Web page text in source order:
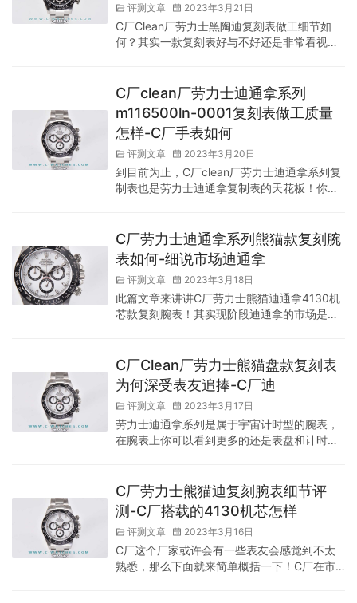
了一把！C厂Clean厂劳力士黑陶迪m1165…
评测文章 2023年3月21日
C厂Clean厂劳力士黑陶迪复刻表做工细节如
何？其实一款复刻表好与不好还是非常看视觉
通拿系列手表能够登顶市场如今顶级复刻其实
就是因为还原度更好，相比于BT厂的版本C厂
对于表圈的还原是更精细无比，这里之前C-
watches小编也有介绍过原因！ 当然了不仅仅
是于此，还有盘面细节的把控C厂也是尤为到
位的精细的！大多时候表盘指…
C厂clean厂劳力士迪通拿系列
m116500ln-0001复刻表做工质量
怎样-C厂手表如何
评测文章 2023年3月20日
到目前为止，C厂clean厂劳力士迪通拿系列复
制表也是劳力士迪通拿复制表的天花板！你为
现在C厂clean厂迪通拿的内部机芯是N工厂的
4130机芯。就其超高的稳定性而言，非常强大
也是如今深受广大表友认可的！并且正是因为
这个机芯，才能让复刻这款复刻腕表的厚度与
原装一致，其功能与原装同步，机芯外观和结
构与原装基本一致，…
C厂劳力士迪通拿系列熊猫款复刻腕
表如何-细说市场迪通拿
评测文章 2023年3月18日
此篇文章来讲讲C厂劳力士熊猫迪通拿4130机
芯款复刻腕表！其实现阶段迪通拿的市场是比
然也有很多7750机芯版本也在分一杯羹，毕竟
不是每个表友都会花大价钱去购买迪通拿的顶
级复刻版，7750机芯版虽然有些细节和功能上
做不到，但价格比4130版低很多，还是非常有
市场空间的。 这次C-watches也是对于市场上
的各个版本…
C厂Clean厂劳力士熊猫盘款复刻表
为何深受表友追捧-C厂迪
评测文章 2023年3月17日
劳力士迪通拿系列是属于宇宙计时型的腕表，
在腕表上你可以看到更多的还是表盘和计时
界中一直象征着第二种选择，第二种玩法，第
二种男士魅力，迪通拿宇宙计型也是加入了很
多赛车元素，外围的刻度圈就是一个时速表，
迪通拿系列是可以测汽车在行驶过程中的每分
钟时速的。计时型的腕表YD认为劳力士最有的
玩，玩法也很多，毕竟高大上的劳力士也不
C厂劳力士熊猫迪复刻腕表细节评
测-C厂搭载的4130机芯怎样
评测文章 2023年3月16日
C厂这个厂家或许会有一些表友会感觉到不太
熟悉，那么下面就来简单概括一下！C厂在市